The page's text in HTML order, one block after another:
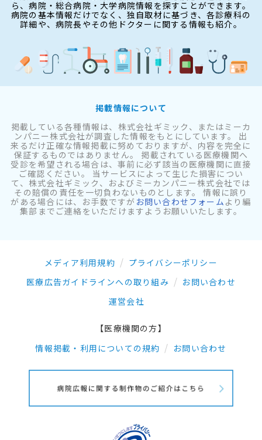
ら、病院・総合病院・大学病院情報を探すことができます。
病院の基本情報だけでなく、独自取材に基づき、各診療科の
詳細や、病院長やその他ドクターに関する情報も紹介。
掲載情報について
掲載している各種情報は、株式会社ギミック、またはミーカ
ンパニー株式会社が調査した情報をもとにしています。 出
来るだけ正確な情報掲載に努めておりますが、内容を完全に
保証するものではありません。 掲載されている医療機関へ
受診を希望される場合は、事前に必ず該当の医療機関に直接
ご確認ください。 当サービスによって生じた損害につい
て、株式会社ギミック、およびミーカンパニー株式会社では
その賠償の責任を一切負わないものとします。 情報に誤り
がある場合には、お手数ですが お問い合わせフォーム より編
集部までご連絡をいただけますようお願いいたします。
メディア利用規約
プライバシーポリシー
医療広告ガイドラインへの取り組み
お問い合わせ
運営会社
【医療機関の方】
情報掲載・利用についての規約
お問い合わせ